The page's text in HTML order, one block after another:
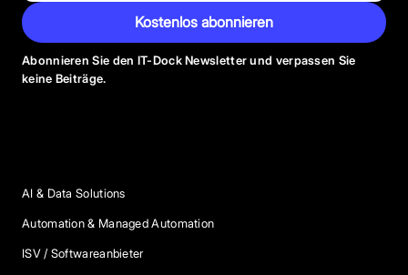
Kostenlos abonnieren
Abonnieren Sie den IT-Dock Newsletter und verpassen Sie
keine Beiträge.
AI & Data Solutions
Automation & Managed Automation
ISV / Softwareanbieter